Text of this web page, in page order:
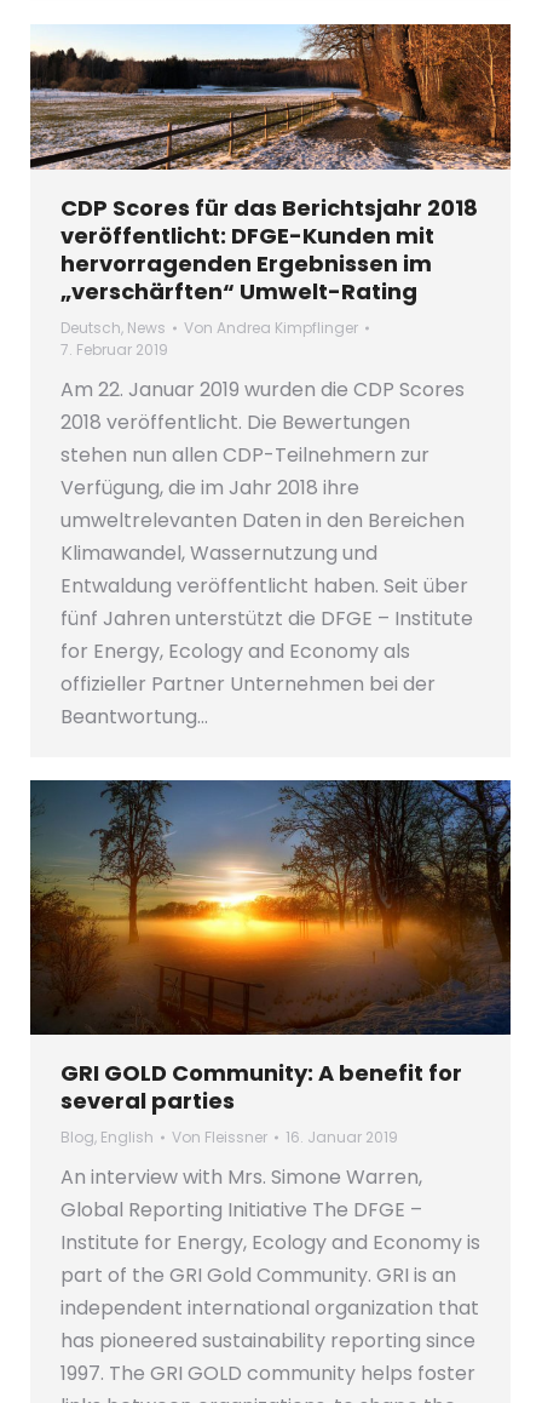
CDP Scores für das Berichtsjahr 2018
veröffentlicht: DFGE-Kunden mit
hervorragenden Ergebnissen im
„verschärften“ Umwelt-Rating
Deutsch, News Von Andrea Kimpflinger
7. Februar 2019
Am 22. Januar 2019 wurden die CDP Scores
2018 veröffentlicht. Die Bewertungen
stehen nun allen CDP-Teilnehmern zur
Verfügung, die im Jahr 2018 ihre
umweltrelevanten Daten in den Bereichen
Klimawandel, Wassernutzung und
Entwaldung veröffentlicht haben. Seit über
fünf Jahren unterstützt die DFGE – Institute
for Energy, Ecology and Economy als
offizieller Partner Unternehmen bei der
Beantwortung…
GRI GOLD Community: A benefit for
several parties
Blog, English Von Fleissner 16. Januar 2019
An interview with Mrs. Simone Warren,
Global Reporting Initiative The DFGE –
Institute for Energy, Ecology and Economy is
part of the GRI Gold Community. GRI is an
independent international organization that
has pioneered sustainability reporting since
1997. The GRI GOLD community helps foster